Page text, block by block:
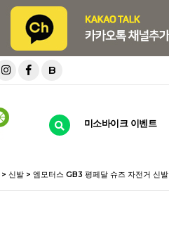
B
미소바이크 이벤트
> 신발 > 엠모터스 GB3 평페달 슈즈 자전거 신발